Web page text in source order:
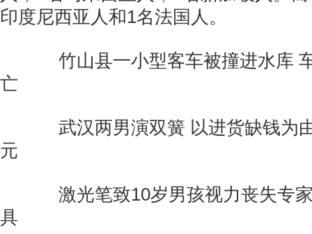
印度尼西亚人和1名法国人。
竹山县一小型客车被撞进水库
亡
武汉两男演双簧 以进货缺钱为
元
激光笔致10岁男孩视力丧失专家
具